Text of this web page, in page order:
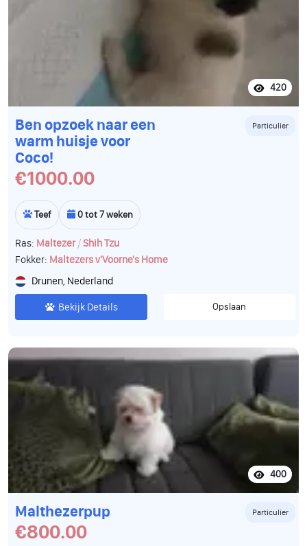
420
Ben opzoek naar een
warm huisje voor
Coco!
Particulier
€1000.00
Teef 0 tot 7 weken
Ras: Maltezer/Shih Tzu
Fokker: Maltezers v'Voorne's Home
Drunen, Nederland
Bekijk Details Opslaan
400
Malthezerpup Particulier
€800.00